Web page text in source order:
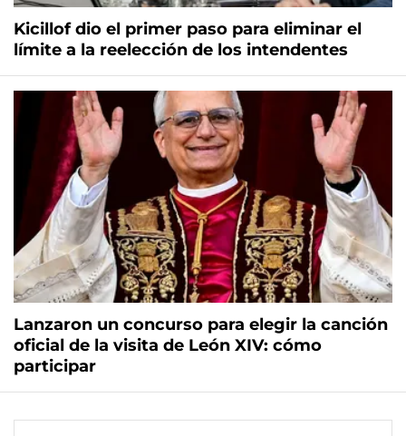
Kicillof dio el primer paso para eliminar el
límite a la reelección de los intendentes
Lanzaron un concurso para elegir la canción
oficial de la visita de León XIV: cómo
participar